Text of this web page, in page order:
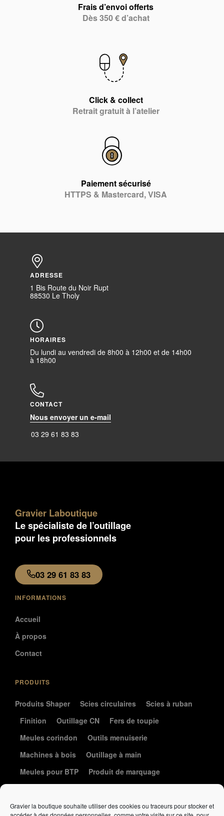
Gravier la boutique souhaite utiliser des cookies ou traceurs pour stocker et
Frais d’envoi offerts
Dès 350 € d’achat
Click & collect
Retrait gratuit à l’atelier
Paiement sécurisé
HTTPS & Mastercard, VISA
ADRESSE
1 Bis Route du Noir Rupt
88530 Le Tholy
HORAIRES
Du lundi au vendredi de 8h00 à 12h00 et de 14h00
à 18h00
CONTACT
Nous envoyer un e-mail
03 29 61 83 83
Gravier Laboutique
Le spécialiste de l’outillage
pour les professionnels
03 29 61 83 83
INFORMATIONS
Accueil
À propos
Contact
PRODUITS
Produits Shaper Scies circulaires
Scies à ruban
Finition
Outillage CN
Fers de toupie
Meules corindon
Outils menuiserie
Machines à bois
Outillage à main
Meules pour BTP
Produit de marquage